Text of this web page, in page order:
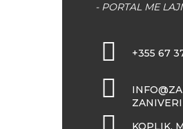
- PORTAL ME
+355 67